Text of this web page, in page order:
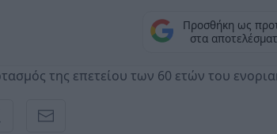
Προσθήκη ως
στα
της επετείου των 60 ετών του